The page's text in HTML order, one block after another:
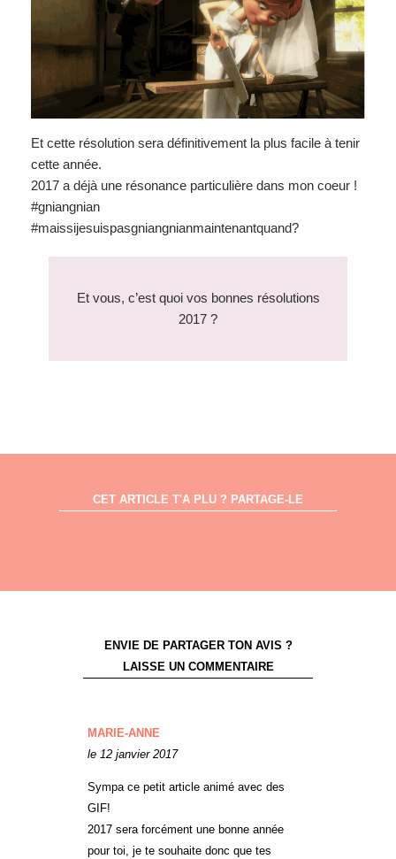
Et cette résolution sera définitivement la plus facile à tenir
cette année.
2017 a déjà une résonance particulière dans mon coeur !
#gniangnian
#maissijesuispasgniangnianmaintenantquand?
Et vous, c’est quoi vos bonnes résolutions
2017 ?
CET ARTICLE T'A PLU ? PARTAGE-LE
ENVIE DE PARTAGER TON AVIS ?
LAISSE UN COMMENTAIRE
MARIE-ANNE
le 12 janvier 2017
Sympa ce petit article animé avec des
GIF!
2017 sera forcément une bonne année
pour toi, je te souhaite donc que tes